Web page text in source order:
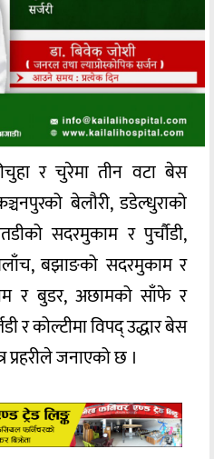
र चुरेमा तीन वटा बेस
बेलौरी, डडेल्धुराको
सदरमुकाम र पुर्चौडी,
बझाङको सदरमुकाम र
र बुडर, अछामको साँफे र
र कोल्टीमा विपद् उद्धार बेस
प्रहरीले जनाएको छ ।